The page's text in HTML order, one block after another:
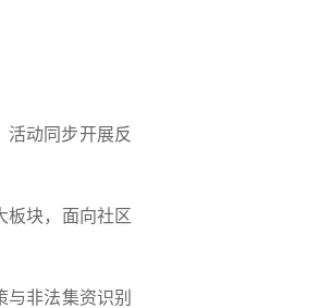
活动同步开展反
板块，面向社区
非法集资识别